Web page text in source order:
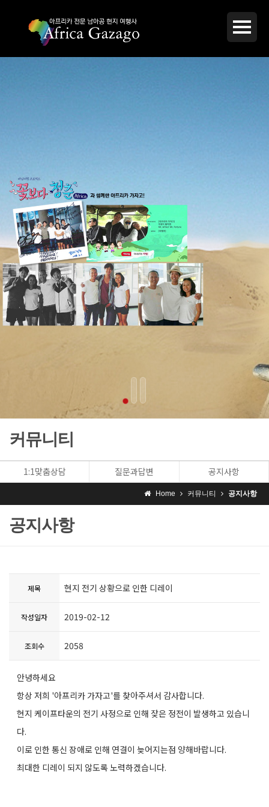
커뮤니티
1:1맞춤상담 질문과답변 공지사항
Home 커뮤니티 공지사항
공지사항
제목 현지 전기 상황으로 인한 디레이
작성일자 2019-02-12
조회수 2058
안녕하세요
항상 저희 '아프리카 가자고'를 찾아주셔서 감사합니다.
현지 케이프타운의 전기 사정으로 인해 잦은 정전이 발생하고 있습니
다.
이로 인한 통신 장애로 인해 연결이 늦어지는점 양해바랍니다.
최대한 디레이 되지 않도록 노력하겠습니다.